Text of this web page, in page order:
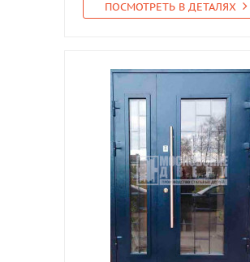
ПОСМОТРЕТЬ В ДЕТАЛЯХ